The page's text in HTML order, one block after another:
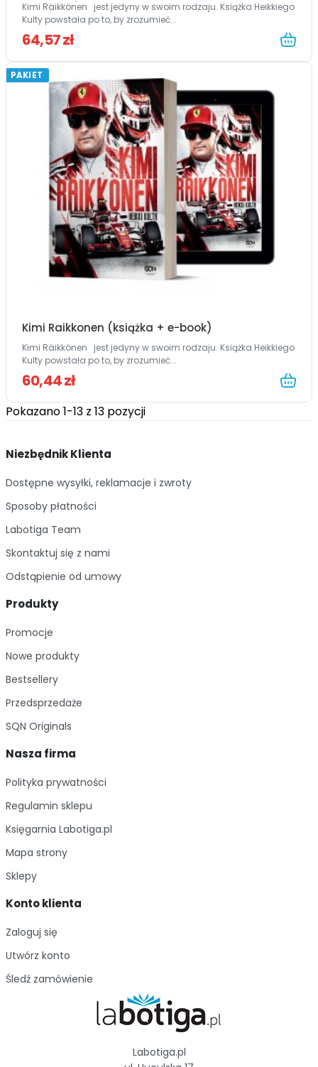
Kimi Räikkönen jest jedyny w swoim rodzaju. Książka Heikkiego
Kulty powstała po to, by zrozumieć...
64,57 zł
PAKIET
Kimi Raikkonen (książka + e-book)
Kimi Räikkönen jest jedyny w swoim rodzaju. Książka Heikkiego
Kulty powstała po to, by zrozumieć...
60,44 zł
Pokazano 1-13 z 13 pozycji
Niezbędnik Klienta
Dostępne wysyłki, reklamacje i zwroty
Sposoby płatności
Labotiga Team
Skontaktuj się z nami
Odstąpienie od umowy
Produkty
Promocje
Nowe produkty
Bestsellery
Przedsprzedaże
SQN Originals
Nasza firma
Polityka prywatności
Regulamin sklepu
Księgarnia Labotiga.pl
Mapa strony
Sklepy
Konto klienta
Zaloguj się
Utwórz konto
Śledź zamówienie
Labotiga.pl